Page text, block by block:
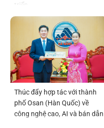
triển
Thúc đẩy hợp tác với thành
phố Osan (Hàn Quốc) về
công nghệ cao, AI và bán dẫn